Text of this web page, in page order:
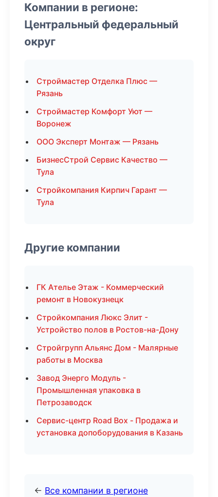
Компании в регионе:
Центральный федеральный
округ
Строймастер Отделка Плюс —
Рязань
Строймастер Комфорт Уют —
Воронеж
ООО Эксперт Монтаж — Рязань
БизнесСтрой Сервис Качество —
Тула
Стройкомпания Кирпич Гарант —
Тула
Другие компании
ГК Ателье Этаж - Коммерческий
ремонт в Новокузнецк
Стройкомпания Люкс Элит -
Устройство полов в Ростов-на-Дону
Стройгрупп Альянс Дом - Малярные
работы в Москва
Завод Энерго Модуль -
Промышленная упаковка в
Петрозаводск
Сервис-центр Road Box - Продажа и
установка допоборудования в Казань
← Все компании в регионе